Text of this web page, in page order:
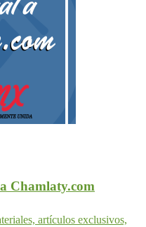
Chamlaty.com
artículos exclusivos,